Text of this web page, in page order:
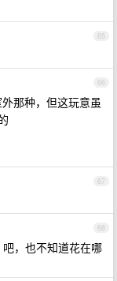
65
66
那种，但这玩意虽
67
68
，也不知道花在哪